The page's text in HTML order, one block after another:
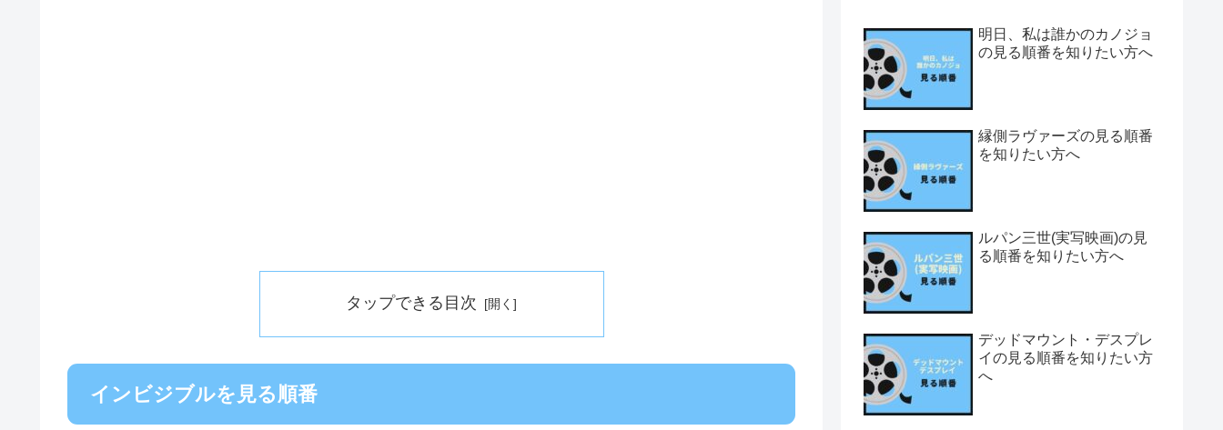
タップできる目次
インビジブルを見る順番
明日、私は誰かのカノジョ
の見る順番を知りたい方へ
縁側ラヴァーズの見る順番
を知りたい方へ
ルパン三世(実写映画)の見
る順番を知りたい方へ
デッドマウント・デスプレ
イの見る順番を知りたい方
へ